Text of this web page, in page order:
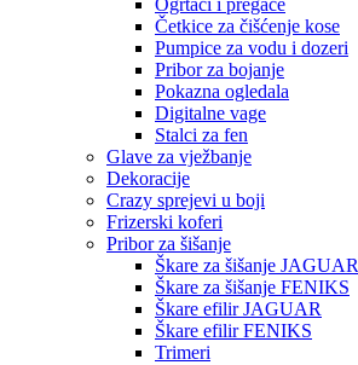
Ogrtači i pregače
Četkice za čišćenje kose
Pumpice za vodu i dozeri
Pribor za bojanje
Pokazna ogledala
Digitalne vage
Stalci za fen
Glave za vježbanje
Dekoracije
Crazy sprejevi u boji
Frizerski koferi
Pribor za šišanje
Škare za šišanje JAGUAR
Škare za šišanje FENIKS
Škare efilir JAGUAR
Škare efilir FENIKS
Trimeri